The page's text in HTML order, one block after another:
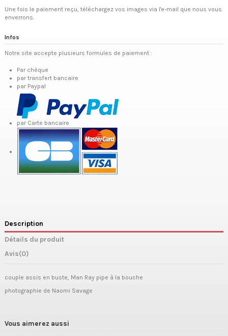
Une fois le paiement reçu, téléchargez vos images via l'e-mail que nous vous
enverrons.
Infos
Notre site accepte plusieurs formules de paiement :
Par chèque
par transfert bancaire
par Paypal
par Carte bancaire
Description
Détails du produit
Avis(0)
couple assis en buste, Man Ray pipe à la bouche
photographie de Naomi Savage
Vous aimerez aussi